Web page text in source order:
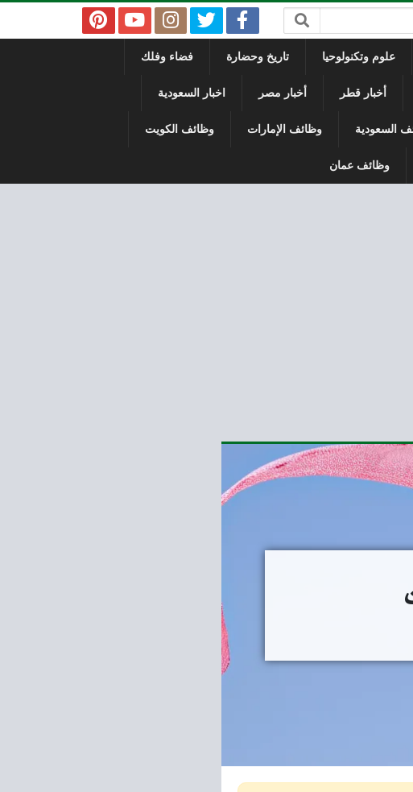
علوم وتكنولوحيا تاريخ وحضارة فضاء وفلك
أخبار قطر أخبار مصر اخبار السعودية
السعودية وظائف الإمارات وظائف الكويت
وظائف عمان